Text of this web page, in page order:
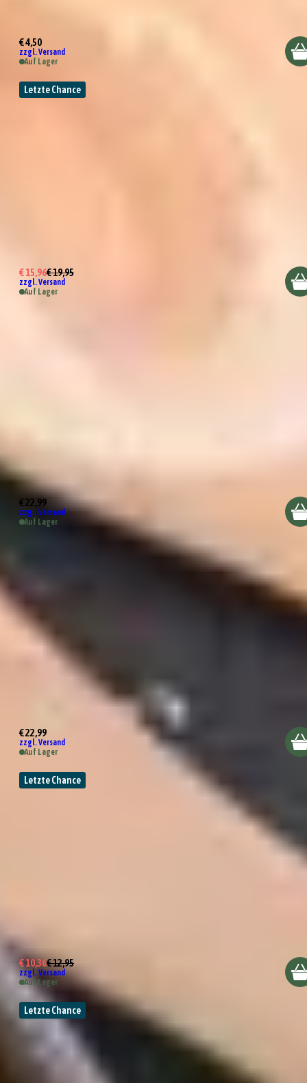
€ 4,50
zzgl. Versand
Auf Lager
Letzte Chance
€ 15,96€ 19,95
zzgl. Versand
Auf Lager
€ 22,99
zzgl. Versand
Auf Lager
Räder Design Pfeffermühle
€ 22,99
zzgl. Versand
Auf Lager
Letzte Chance
€ 10,36€ 12,95
zzgl. Versand
Auf Lager
Letzte Chance